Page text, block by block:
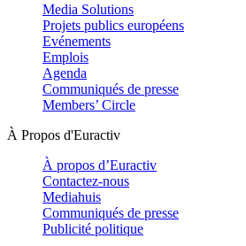
Media Solutions
Projets publics européens
Evénements
Emplois
Agenda
Communiqués de presse
Members’ Circle
À Propos d'Euractiv
À propos d’Euractiv
Contactez-nous
Mediahuis
Communiqués de presse
Publicité politique